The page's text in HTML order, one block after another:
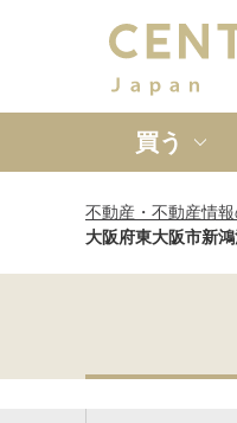
買う
不動産・不動産情
大阪府東大阪市新